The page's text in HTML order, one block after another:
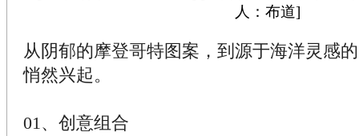
人：布道]
从阴郁的摩登哥特图案，到源于海洋灵感
悄然兴起。
01、创意组合